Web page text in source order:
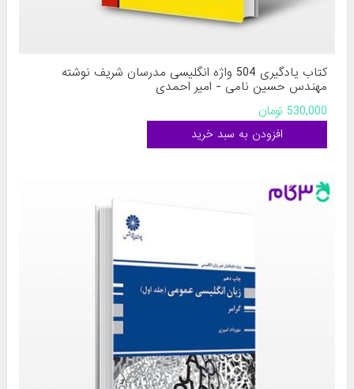
کتاب یادگیری 504 واژه انگلیسی مدرسان شریف نوشته
مهندس حسین نامی - امیر احمدی
530,000 تومان